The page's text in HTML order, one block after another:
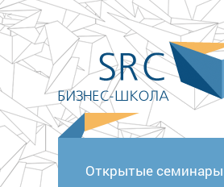
<
Открытые семинары